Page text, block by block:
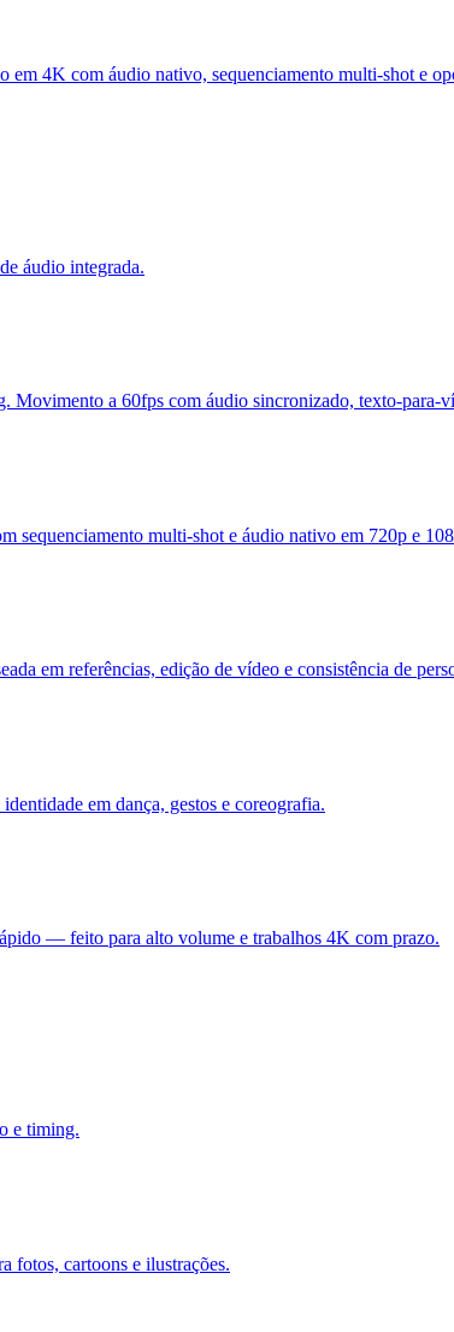
4K com áudio nativo, sequenciamento multi-shot e
áudio integrada.
a 60fps com áudio sincronizado, texto-para-
sequenciamento multi-shot e áudio nativo em 720p e
em referências, edição de vídeo e consistência de
em dança, gestos e coreografia.
— feito para alto volume e trabalhos 4K com prazo.
e timing.
fotos, cartoons e ilustrações.